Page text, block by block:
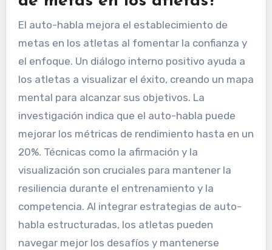
El auto-habla mejora el establecimiento de
metas en los atletas al fomentar la confianza y
el enfoque. Un diálogo interno positivo ayuda a
los atletas a visualizar el éxito, creando un mapa
mental para alcanzar sus objetivos. La
investigación indica que el auto-habla puede
mejorar los métricas de rendimiento hasta en un
20%. Técnicas como la afirmación y la
visualización son cruciales para mantener la
resiliencia durante el entrenamiento y la
competencia. Al integrar estrategias de auto-
habla estructuradas, los atletas pueden
navegar mejor los desafíos y mantenerse